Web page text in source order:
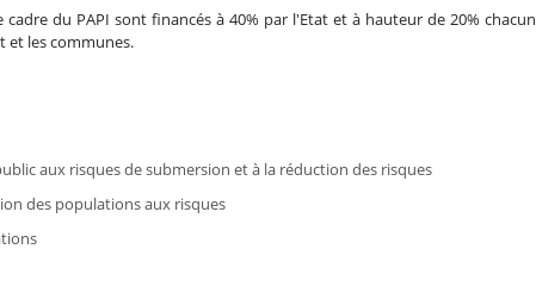
cadre du PAPI sont financés à 40% par l'Etat et à hauteur de 20% chacun
et les communes.
aux risques de submersion et à la réduction des risques
des populations aux risques